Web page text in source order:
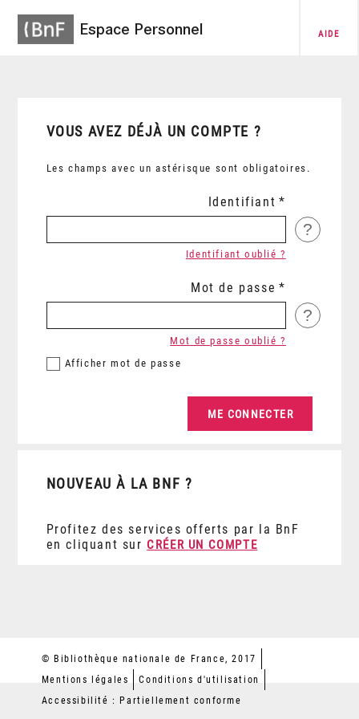
Espace Personnel AIDE
VOUS AVEZ DÉJÀ UN COMPTE ?
Les champs avec un astérisque sont obligatoires.
Identifiant
?
Identifiant oublié ?
Mot de passe
?
Afficher mot de passe
Mot de passe oublié ?
NOUVEAU À LA BNF ?
Profitez des services offerts par la BnF
en cliquant sur CRÉER UN COMPTE
© Bibliothèque nationale de France, 2017
Mentions légales
Conditions d'utilisation
Accessibilité : Partiellement conforme